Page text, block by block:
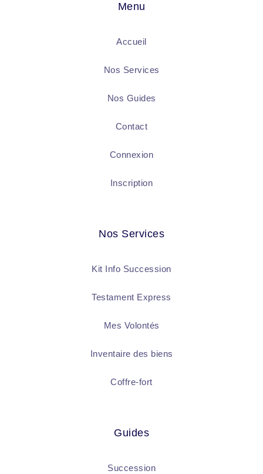
Menu
Accueil
Nos Services
Nos Guides
Contact
Connexion
Inscription
Nos Services
Kit Info Succession
Testament Express
Mes Volontés
Inventaire des biens
Coffre-fort
Guides
Succession